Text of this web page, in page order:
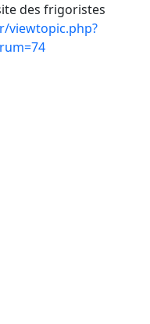
des frigoristes
viewtopic.php?